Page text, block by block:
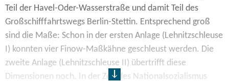
Teil der Havel-Oder-Wasserstraße und damit Teil des
Großschifffahrtswegs Berlin-Stettin. Entsprechend groß
sind die Maße: Schon in der ersten Anlage (Lehnitzschleuse
I) konnten vier Finow-Maßkähne geschleust werden. Die
zweite Anlage (Lehnitzschleuse II) übertrifft diese
Dimensionen noch. In der Zeit des Nationalsozialismus